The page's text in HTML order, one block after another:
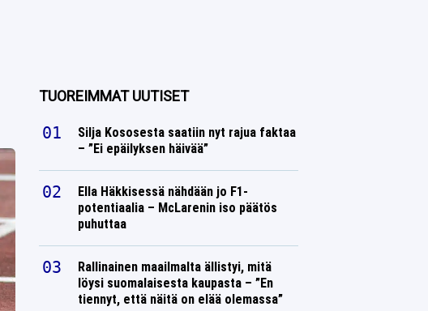
TUOREIMMAT UUTISET
Silja Kososesta saatiin nyt rajua faktaa
– ”Ei epäilyksen häivää”
Ella Häkkisessä nähdään jo F1-
potentiaalia – McLarenin iso päätös
puhuttaa
Rallinainen maailmalta ällistyi, mitä
löysi suomalaisesta kaupasta – ”En
tiennyt, että näitä on elää olemassa”